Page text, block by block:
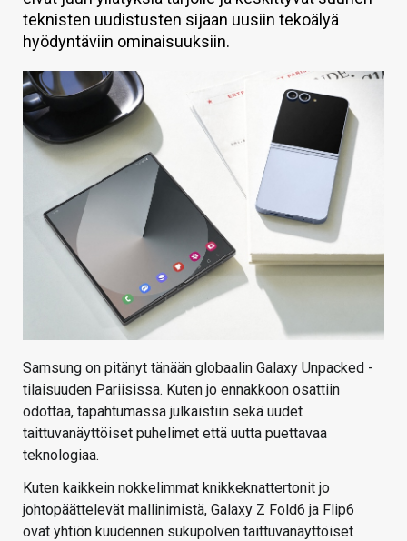
KAUPPA
VAIHDA TEEMA
HAKU
teknisten uudistusten sijaan uusiin tekoälyä
hyödyntäviin ominaisuuksiin.
Samsung on pitänyt tänään globaalin Galaxy Unpacked -
tilaisuuden Pariisissa. Kuten jo ennakkoon osattiin
odottaa, tapahtumassa julkaistiin sekä uudet
taittuvanäyttöiset puhelimet että uutta puettavaa
teknologiaa.
Kuten kaikkein nokkelimmat knikkeknattertonit jo
johtopäättelevät mallinimistä, Galaxy Z Fold6 ja Flip6
ovat yhtiön kuudennen sukupolven taittuvanäyttöiset